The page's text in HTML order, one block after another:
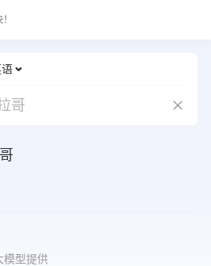
哥
模型提供